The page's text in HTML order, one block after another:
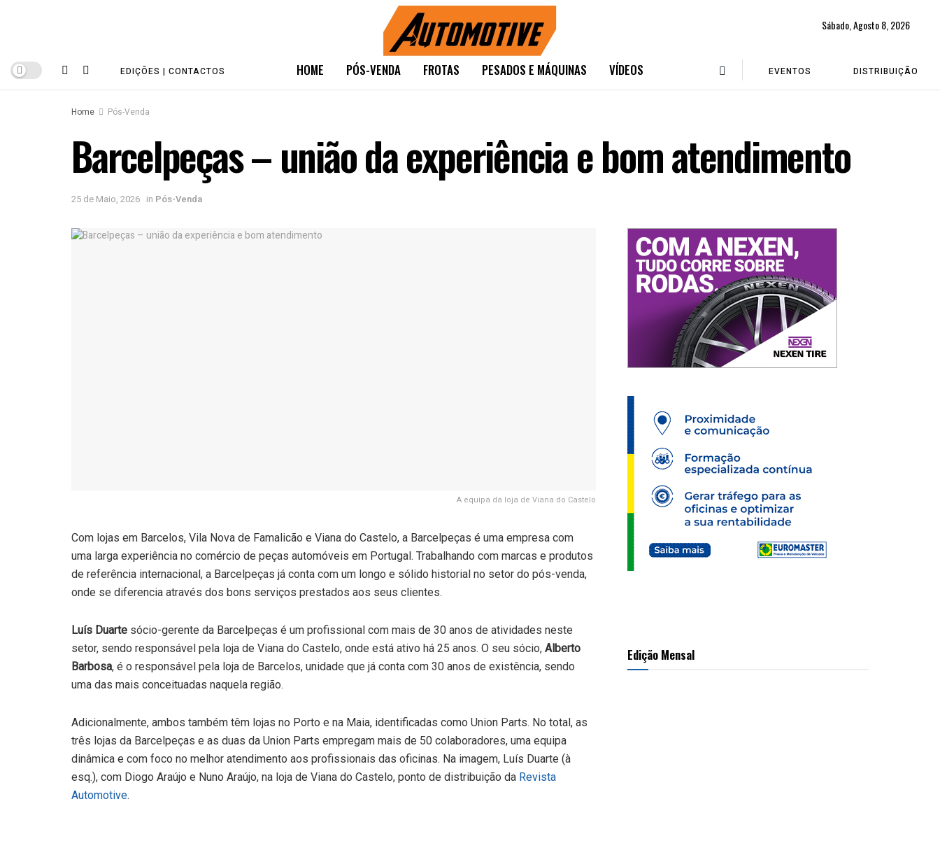
Sábado, Agosto 8, 2026
EDIÇÕES | CONTACTOS HOME PÓS-VENDA FROTAS PESADOS E MÁQUINAS VÍDEOS EVENTOS DISTRIBUIÇÃO
Home Pós-Venda
Barcelpeças – união da experiência e bom atendimento
25 de Maio, 2026 in Pós-Venda
A equipa da loja de Viana do Castelo
Com lojas em Barcelos, Vila Nova de Famalicão e Viana do Castelo, a Barcelpeças é uma empresa com
uma larga experiência no comércio de peças automóveis em Portugal. Trabalhando com marcas e produtos
de referência internacional, a Barcelpeças já conta com um longo e sólido historial no setor do pós-venda,
onde se diferencia através dos bons serviços prestados aos seus clientes.
Luís Duarte sócio-gerente da Barcelpeças é um profissional com mais de 30 anos de atividades neste
setor, sendo responsável pela loja de Viana do Castelo, onde está ativo há 25 anos. O seu sócio, Alberto
Barbosa, é o responsável pela loja de Barcelos, unidade que já conta com 30 anos de existência, sendo
uma das mais conceituadas naquela região.
Adicionalmente, ambos também têm lojas no Porto e na Maia, identificadas como Union Parts. No total, as
três lojas da Barcelpeças e as duas da Union Parts empregam mais de 50 colaboradores, uma equipa
dinâmica e com foco no melhor atendimento aos profissionais das oficinas. Na imagem, Luís Duarte (à
esq.), com Diogo Araújo e Nuno Araújo, na loja de Viana do Castelo, ponto de distribuição da Revista
Automotive.
Edição Mensal